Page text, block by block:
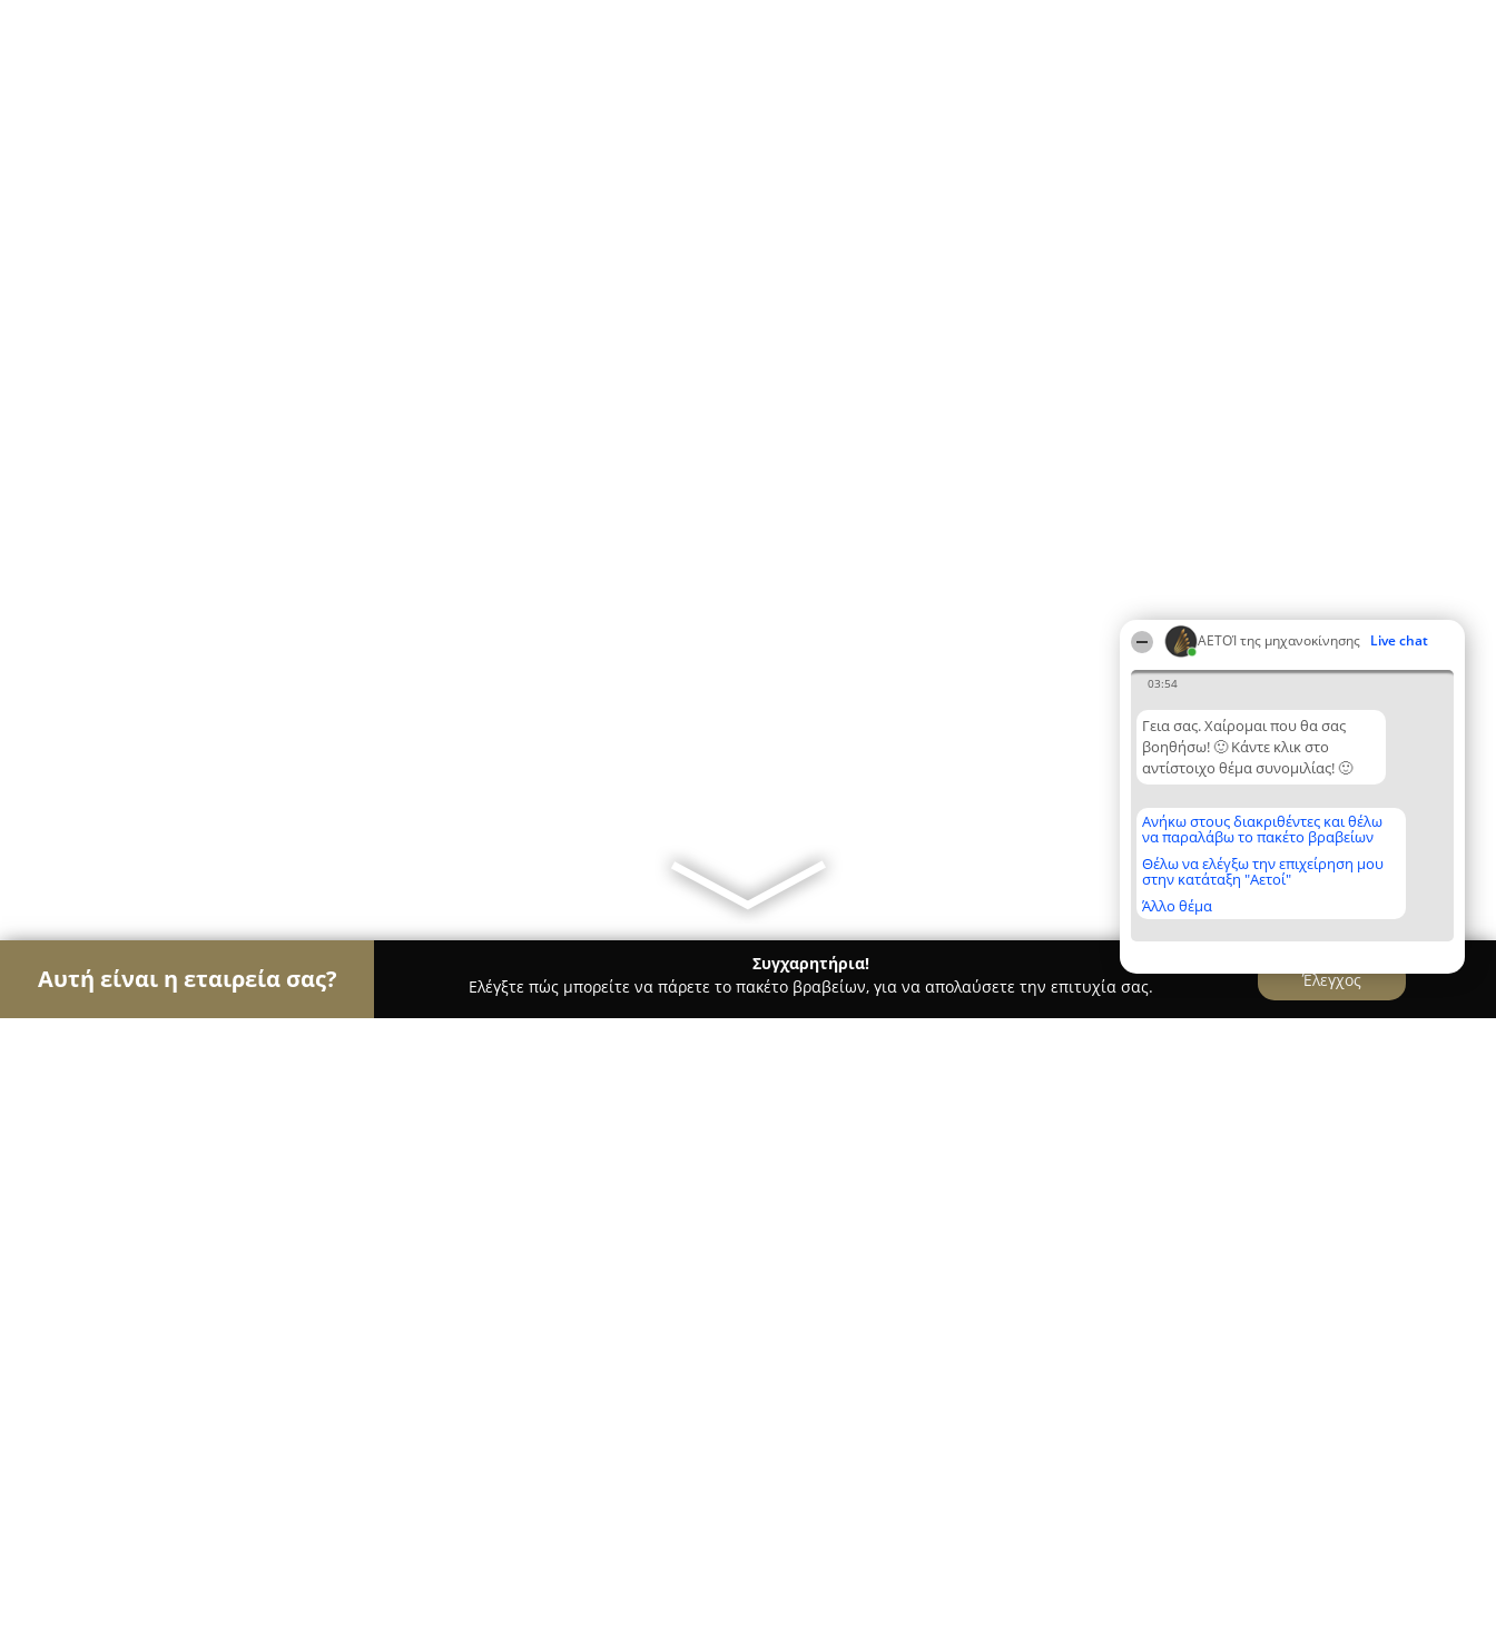
ΑΕΤΟΊ της μηχανοκίνησης Live chat
03:54
Γεια σας. Χαίρομαι που θα σας
βοηθήσω! 🙂 Κάντε κλικ στο
αντίστοιχο θέμα συνομιλίας! 🙂
Ανήκω στους διακριθέντες και θέλω
να παραλάβω το πακέτο βραβείων
Θέλω να ελέγξω την επιχείρηση μου
στην κατάταξη "Αετοί"
Άλλο θέμα
Αυτή είναι η εταιρεία σας?
Συγχαρητήρια!
Ελέγξτε πώς μπορείτε να πάρετε το πακέτο βραβείων, για να απολαύσετε την επιτυχία σας.
Έλεγχος